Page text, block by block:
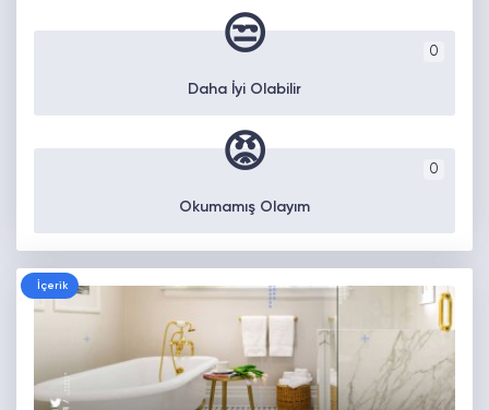
0
😒
Daha İyi Olabilir
0
😡
Okumamış Olayım
İçerik